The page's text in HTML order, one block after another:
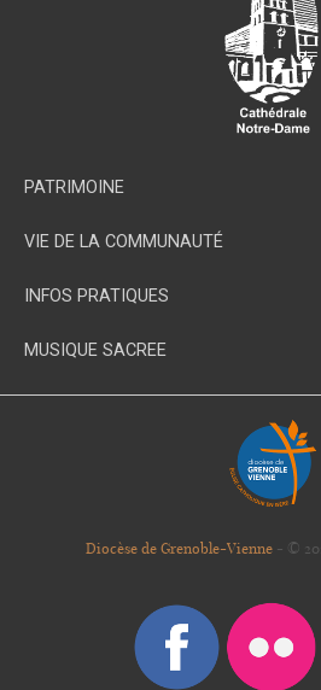
PATRIMOINE
VIE DE LA COMMUNAUTÉ
INFOS PRATIQUES
MUSIQUE SACREE
Diocèse de Grenoble-Vienne - ©